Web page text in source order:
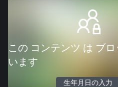
この コンテンツ は ブ
います
生年月日の入力